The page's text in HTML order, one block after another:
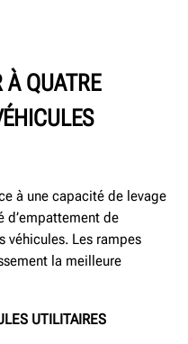
À QUATRE
à une capacité de levage
d’empattement de
véhicules. Les rampes
la meilleure
UTILITAIRES